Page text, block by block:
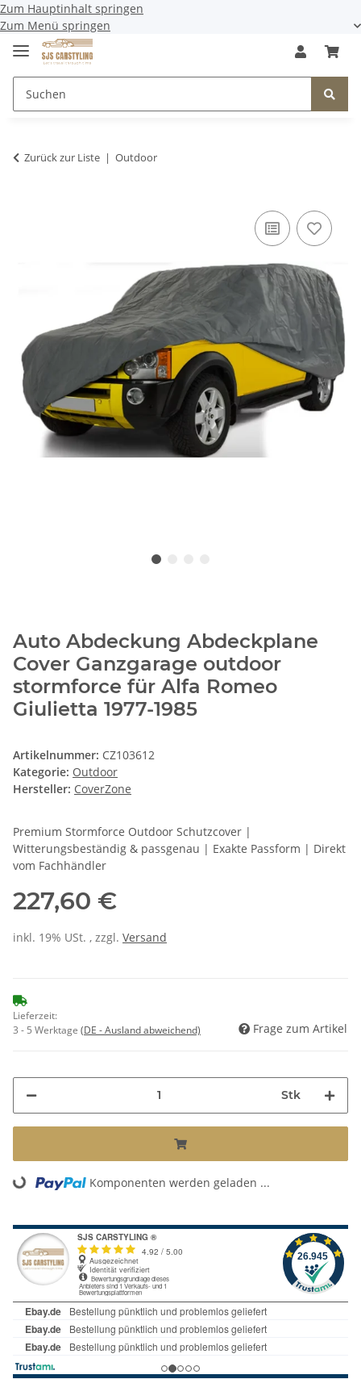
Zum Hauptinhalt springen
Zum Menü springen
Zurück zur Liste Outdoor
Auto Abdeckung Abdeckplane
Cover Ganzgarage outdoor
stormforce für Alfa Romeo
Giulietta 1977-1985
Artikelnummer: CZ103612
Kategorie: Outdoor
Hersteller: CoverZone
Premium Stormforce Outdoor Schutzcover |
Witterungsbeständig & passgenau | Exakte Passform | Direkt
vom Fachhändler
227,60 €
inkl. 19% USt. , zzgl. Versand
Lieferzeit:
3 - 5 Werktage (DE - Ausland abweichend) Frage zum Artikel
Stk
Loading... Komponenten werden geladen ...